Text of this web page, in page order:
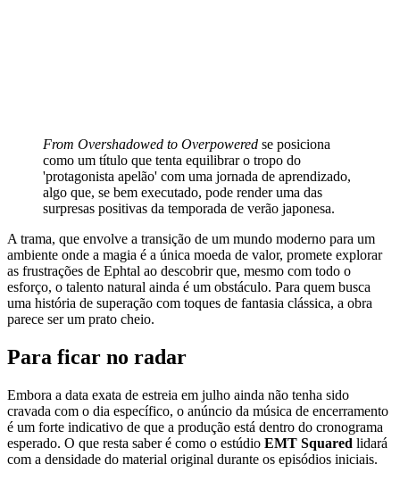
From Overshadowed to Overpowered se posiciona
como um título que tenta equilibrar o tropo do
'protagonista apelão' com uma jornada de aprendizado,
algo que, se bem executado, pode render uma das
surpresas positivas da temporada de verão japonesa.
A trama, que envolve a transição de um mundo moderno para um
ambiente onde a magia é a única moeda de valor, promete explorar
as frustrações de Ephtal ao descobrir que, mesmo com todo o
esforço, o talento natural ainda é um obstáculo. Para quem busca
uma história de superação com toques de fantasia clássica, a obra
parece ser um prato cheio.
Para ficar no radar
Embora a data exata de estreia em julho ainda não tenha sido
cravada com o dia específico, o anúncio da música de encerramento
é um forte indicativo de que a produção está dentro do cronograma
esperado. O que resta saber é como o estúdio EMT Squared lidará
com a densidade do material original durante os episódios iniciais.